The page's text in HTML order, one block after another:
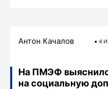
Антон Качалов 4
На ПМЭФ
на социальную